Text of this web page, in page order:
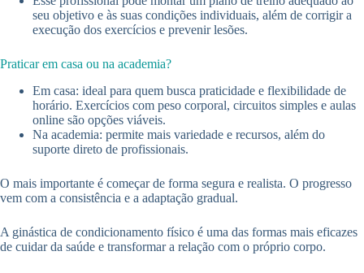
seu objetivo e às suas condições individuais, além de corrigir a
execução dos exercícios e prevenir lesões.
Praticar em casa ou na academia?
Em casa: ideal para quem busca praticidade e flexibilidade de
horário. Exercícios com peso corporal, circuitos simples e aulas
online são opções viáveis.
Na academia: permite mais variedade e recursos, além do
suporte direto de profissionais.
O mais importante é começar de forma segura e realista. O progresso
vem com a consistência e a adaptação gradual.
A ginástica de condicionamento físico é uma das formas mais eficazes
de cuidar da saúde e transformar a relação com o próprio corpo.